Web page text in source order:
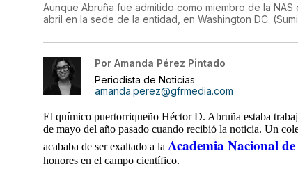
Aunque Abruña fue admitido como miembro de la
abril en la sede de la entidad, en Washington DC.
Por Amanda Pérez Pintado
Periodista de Noticias
amanda.perez@gfrmedia.com
El químico puertorriqueño Héctor D. Abruña estaba
de mayo del año pasado cuando recibió la noticia. Un
acababa de ser exaltado a la Academia Nacional
honores en el campo científico.